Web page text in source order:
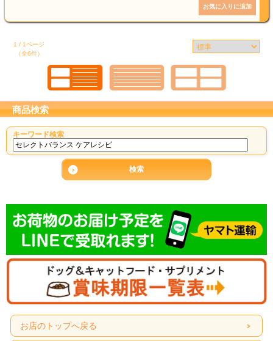
1 / 1ページ
（全6件）
商品検索
キーワード検索
お店のトップへ戻る